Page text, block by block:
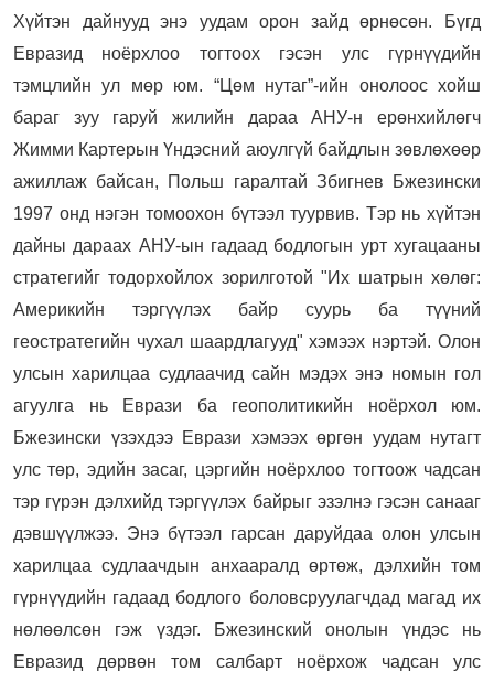
Хүйтэн дайнууд энэ уудам орон зайд өрнөсөн. Бүгд
Евразид ноёрхлоо тогтоох гэсэн улс гүрнүүдийн
тэмцлийн ул мөр юм. “Цөм нутаг”-ийн онолоос хойш
бараг зуу гаруй жилийн дараа АНУ-н ерөнхийлөгч
Жимми Картерын Үндэсний аюулгүй байдлын зөвлөхөөр
ажиллаж байсан, Польш гаралтай Збигнев Бжезински
1997 онд нэгэн томоохон бүтээл туурвив. Тэр нь хүйтэн
дайны дараах АНУ-ын гадаад бодлогын урт хугацааны
стратегийг тодорхойлох зорилготой "Их шатрын хөлөг:
Америкийн тэргүүлэх байр суурь ба түүний
геостратегийн чухал шаардлагууд" хэмээх нэртэй. Олон
улсын харилцаа судлаачид сайн мэдэх энэ номын гол
агуулга нь Еврази ба геополитикийн ноёрхол юм.
Бжезински үзэхдээ Еврази хэмээх өргөн уудам нутагт
улс төр, эдийн засаг, цэргийн ноёрхлоо тогтоож чадсан
тэр гүрэн дэлхийд тэргүүлэх байрыг эзэлнэ гэсэн санааг
дэвшүүлжээ. Энэ бүтээл гарсан даруйдаа олон улсын
харилцаа судлаачдын анхааралд өртөж, дэлхийн том
гүрнүүдийн гадаад бодлого боловсруулагчдад магад их
нөлөөлсөн гэж үздэг. Бжезинский онолын үндэс нь
Евразид дөрвөн том салбарт ноёрхож чадсан улс